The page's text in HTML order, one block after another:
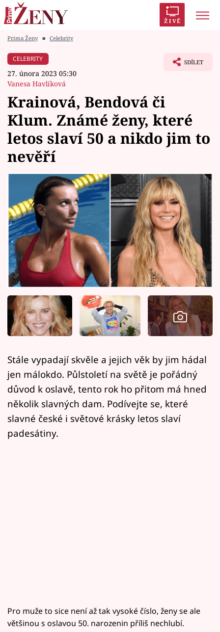
ŽIVĚ
Módní alarm
Témata
Celebrity
Vztahy
Seriály
Horoskopy
Sledujte prima+
Filmový festival Karlovy Vary
Pořady
Mámy sobě
Sledujte nás
Prima Ženy ■ Celebrity
CELEBRITY
27. února 2023 05:30
Vanesa Havlíková
SDÍLET
Krainová, Bendová či
Klum. Známé ženy, které
letos slaví 50 a nikdo jim to
nevěří
Stále vypadají skvěle a jejich věk by jim hádal
jen málokdo. Půlstoletí na světě je pořádný
důvod k oslavě, tento rok ho přitom má hned
několik slavných dam. Podívejte se, které
slavné české i světové krásky letos slaví
padesátiny.
Pro muže to sice není až tak vysoké číslo, ženy se ale
většinou s oslavou 50. narozenin příliš nechlubí.